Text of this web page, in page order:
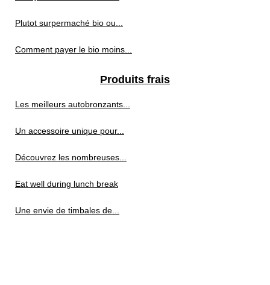
Plutot surpermaché bio ou...
Comment payer le bio moins...
Produits frais
Les meilleurs autobronzants...
Un accessoire unique pour...
Découvrez les nombreuses...
Eat well during lunch break
Une envie de timbales de...